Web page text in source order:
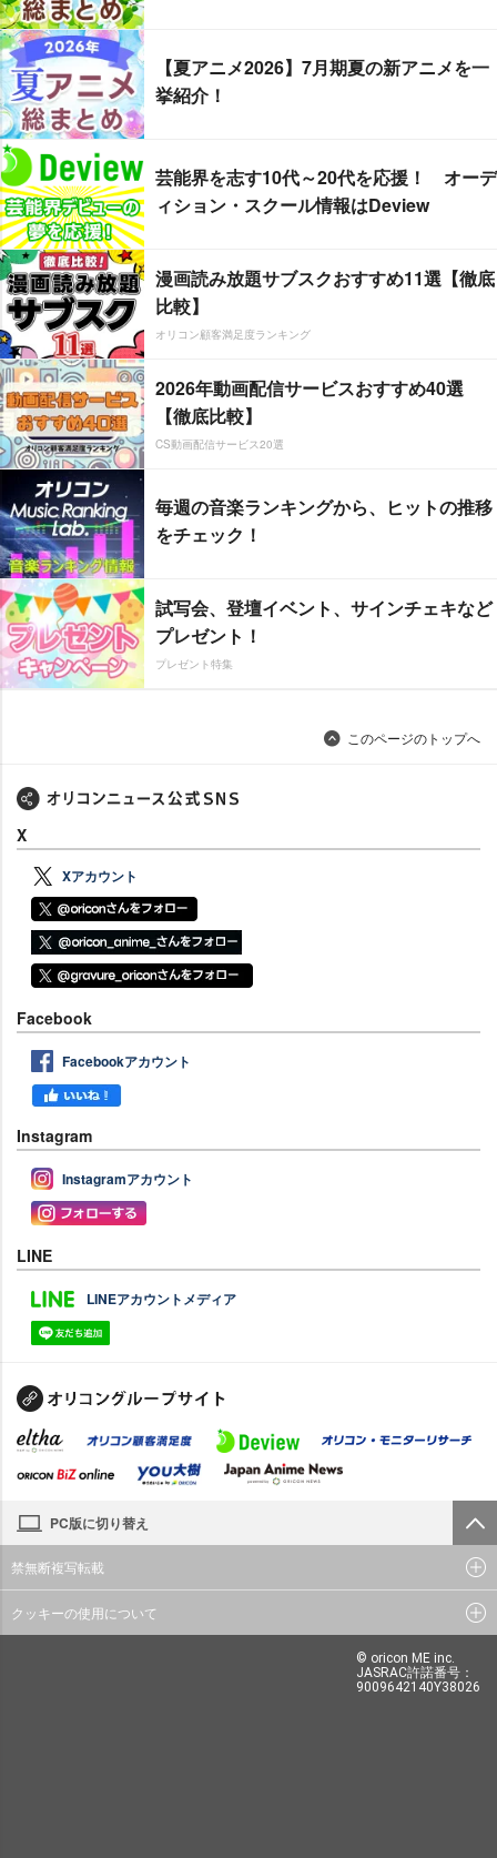
【夏アニメ2026】7月期夏の新アニメを一
挙紹介！
芸能界を志す10代～20代を応援！ オーデ
ィション・スクール情報はDeview
漫画読み放題サブスクおすすめ11選【徹底
比較】
オリコン顧客満足度ランキング
2026年動画配信サービスおすすめ40選
【徹底比較】
CS動画配信サービス20選
毎週の音楽ランキングから、ヒットの推移
をチェック！
試写会、登壇イベント、サインチェキなど
プレゼント！
プレゼント特集
このページのトップへ
X
Xアカウント
Facebook
Facebookアカウント
Instagram
Instagramアカウント
LINE
LINEアカウントメディア
PC版に切り替え
禁無断複写転載
クッキーの使用について
© oricon ME inc.
JASRAC許諾番号：
9009642140Y38026